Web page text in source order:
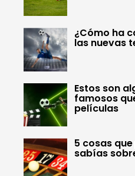
¿Cómo ha
las nuevas
Estos son
famosos
películas
5 cosas
sabías